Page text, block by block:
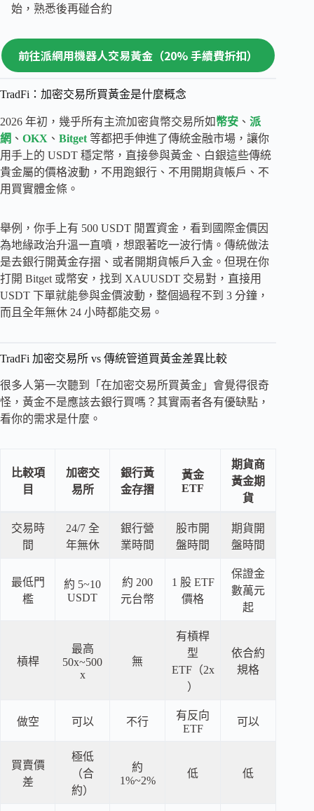
始，熟悉後再碰合約
前往派網用機器人交易黃金（20% 手續費折扣）
TradFi：加密交易所買黃金是什麼概念
2026 年初，幾乎所有主流加密貨幣交易所如幣安 、 派
網 、 OKX 、 Bitget 等都把手伸進了傳統金融市場，讓你
用手上的 USDT 穩定幣，直接參與黃金、白銀這些傳統
貴金屬的價格波動，不用跑銀行、不用開期貨帳戶、不
用買實體金條。
舉例，你手上有 500 USDT 閒置資金，看到國際金價因
為地緣政治升溫一直噴，想跟著吃一波行情。傳統做法
是去銀行開黃金存摺、或者開期貨帳戶入金。但現在你
打開 Bitget 或幣安，找到 XAUUSDT 交易對，直接用
USDT 下單就能參與金價波動，整個過程不到 3 分鐘，
而且全年無休 24 小時都能交易。
TradFi 加密交易所 vs 傳統管道買黃金差異比較
很多人第一次聽到「在加密交易所買黃金」會覺得很奇
怪，黃金不是應該去銀行買嗎？其實兩者各有優缺點，
看你的需求是什麼。
比較項
目
加密交
易所
銀行黃
金存摺
黃金
ETF
期貨商
黃金期
貨
交易時
間
24/7 全
年無休
銀行營
業時間
股市開
盤時間
期貨開
盤時間
最低門
檻
約 5~10
USDT
約 200
元台幣
1 股 ETF
價格
保證金
數萬元
起
槓桿
最高
50x~500
x
無
有槓桿
型
ETF（2x
）
依合約
規格
做空 可以 不行
有反向
ETF
可以
買賣價
差
極低
（合
約）
約
1%~2%
低 低